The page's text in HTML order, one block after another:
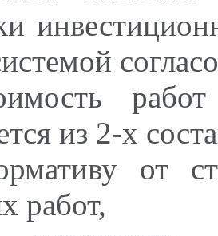
из 2-х
от
работ,